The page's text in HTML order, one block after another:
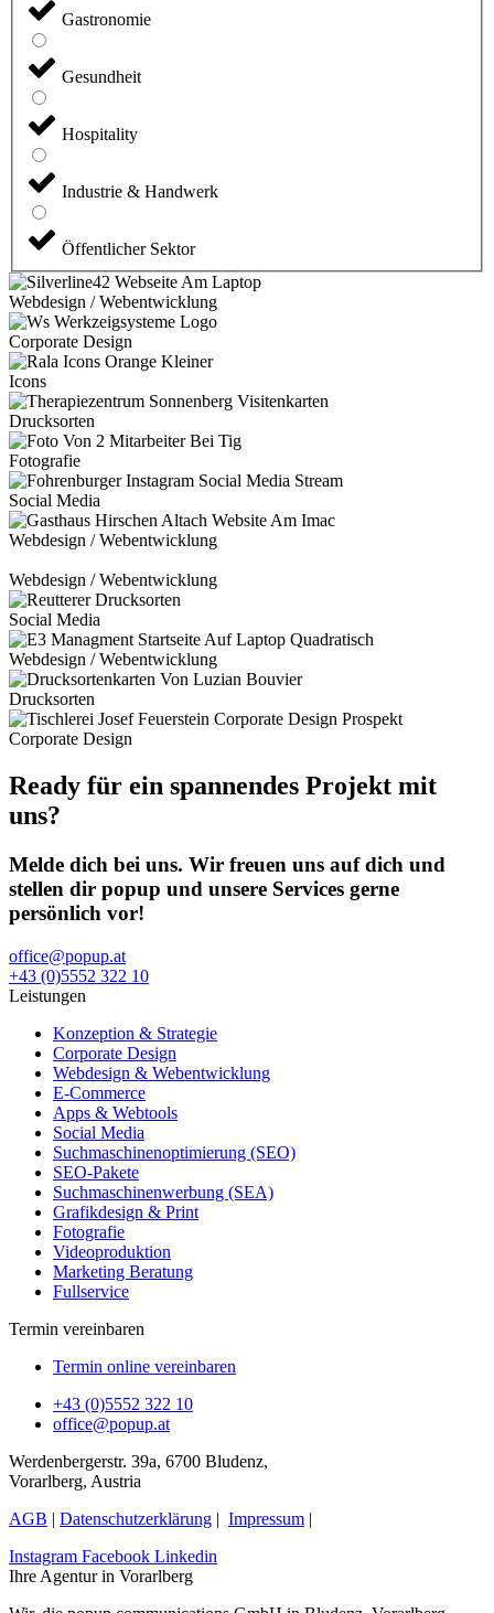
Gastronomie
Gesundheit
Hospitality
Industrie & Handwerk
Öffentlicher Sektor
Webdesign / Webentwicklung
Corporate Design
Icons
Drucksorten
Fotografie
Social Media
Webdesign / Webentwicklung
Webdesign / Webentwicklung
Social Media
Webdesign / Webentwicklung
Drucksorten
Corporate Design
Ready für ein spannendes Projekt mit
uns?
Melde dich bei uns. Wir freuen uns auf dich und
stellen dir popup und unsere Services gerne
persönlich vor!
office@popup.at
+43 (0)5552 322 10
Leistungen
Konzeption & Strategie
Corporate Design
Webdesign & Webentwicklung
E-Commerce
Apps & Webtools
Social Media
Suchmaschinenoptimierung (SEO)
SEO-Pakete
Suchmaschinenwerbung (SEA)
Grafikdesign & Print
Fotografie
Videoproduktion
Marketing Beratung
Fullservice
Termin vereinbaren
Termin online vereinbaren
+43 (0)5552 322 10
office@popup.at
Werdenbergerstr. 39a, 6700 Bludenz,
Vorarlberg, Austria
AGB | Datenschutzerklärung | Impressum |
Instagram Facebook Linkedin
Ihre Agentur in Vorarlberg